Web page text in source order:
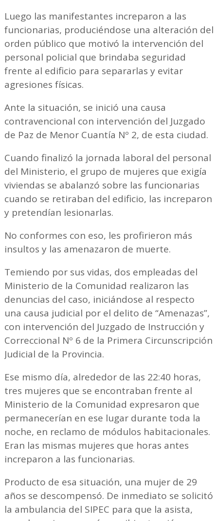
Luego las manifestantes increparon a las
funcionarias, produciéndose una alteración del
orden público que motivó la intervención del
personal policial que brindaba seguridad
frente al edificio para separarlas y evitar
agresiones físicas.
Ante la situación, se inició una causa
contravencional con intervención del Juzgado
de Paz de Menor Cuantía Nº 2, de esta ciudad.
Cuando finalizó la jornada laboral del personal
del Ministerio, el grupo de mujeres que exigía
viviendas se abalanzó sobre las funcionarias
cuando se retiraban del edificio, las increparon
y pretendían lesionarlas.
No conformes con eso, les profirieron más
insultos y las amenazaron de muerte.
Temiendo por sus vidas, dos empleadas del
Ministerio de la Comunidad realizaron las
denuncias del caso, iniciándose al respecto
una causa judicial por el delito de “Amenazas”,
con intervención del Juzgado de Instrucción y
Correccional Nº 6 de la Primera Circunscripción
Judicial de la Provincia.
Ese mismo día, alrededor de las 22:40 horas,
tres mujeres que se encontraban frente al
Ministerio de la Comunidad expresaron que
permanecerían en ese lugar durante toda la
noche, en reclamo de módulos habitacionales.
Eran las mismas mujeres que horas antes
increparon a las funcionarias.
Producto de esa situación, una mujer de 29
años se descompensó. De inmediato se solicitó
la ambulancia del SIPEC para que la asista,